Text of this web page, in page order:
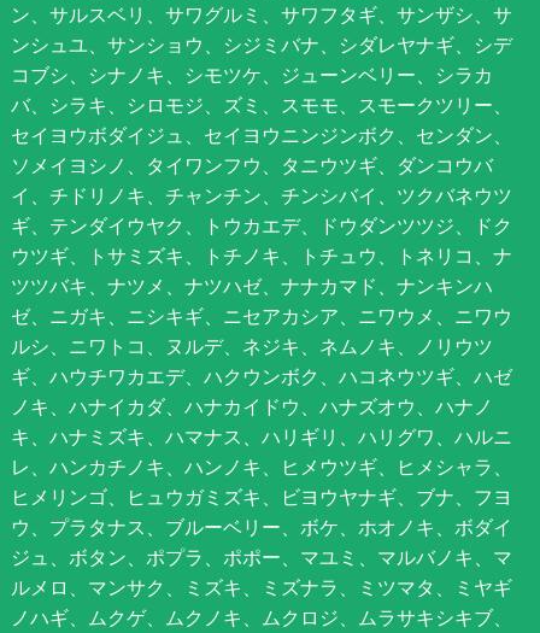
ン、サルスベリ、サワグルミ、サワフタギ、サンザシ、サ
ンシュユ、サンショウ、シジミバナ、シダレヤナギ、シデ
コブシ、シナノキ、シモツケ、ジューンベリー、シラカ
バ、シラキ、シロモジ、ズミ、スモモ、スモークツリー、
セイヨウボダイジュ、セイヨウニンジンボク、センダン、
ソメイヨシノ、タイワンフウ、タニウツギ、ダンコウバ
イ、チドリノキ、チャンチン、チンシバイ、ツクバネウツ
ギ、テンダイウヤク、トウカエデ、ドウダンツツジ、ドク
ウツギ、トサミズキ、トチノキ、トチュウ、トネリコ、ナ
ツツバキ、ナツメ、ナツハゼ、ナナカマド、ナンキンハ
ゼ、ニガキ、ニシキギ、ニセアカシア、ニワウメ、ニワウ
ルシ、ニワトコ、ヌルデ、ネジキ、ネムノキ、ノリウツ
ギ、ハウチワカエデ、ハクウンボク、ハコネウツギ、ハゼ
ノキ、ハナイカダ、ハナカイドウ、ハナズオウ、ハナノ
キ、ハナミズキ、ハマナス、ハリギリ、ハリグワ、ハルニ
レ、ハンカチノキ、ハンノキ、ヒメウツギ、ヒメシャラ、
ヒメリンゴ、ヒュウガミズキ、ビヨウヤナギ、ブナ、フヨ
ウ、プラタナス、ブルーベリー、ボケ、ホオノキ、ボダイ
ジュ、ボタン、ポプラ、ポポー、マユミ、マルバノキ、マ
ルメロ、マンサク、ミズキ、ミズナラ、ミツマタ、ミヤギ
ノハギ、ムクゲ、ムクノキ、ムクロジ、ムラサキシキブ、